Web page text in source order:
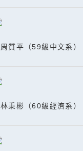
周質平（59級中文系）
林秉彬（60級經濟系）